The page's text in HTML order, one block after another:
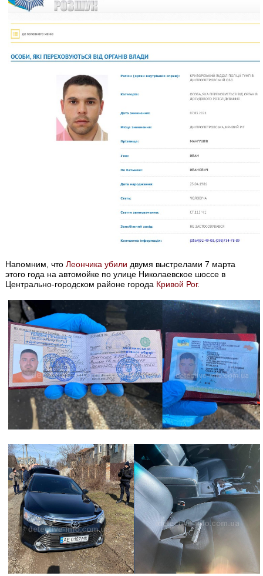
Напомним, чтоЛеончика убили двумя выстрелами 7 марта
этого года на автомойке по улице Николаевское шоссе в
Центрально-городском районе города Кривой Рог.